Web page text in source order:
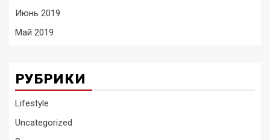
Июнь 2019
Май 2019
РУБРИКИ
Lifestyle
Uncategorized